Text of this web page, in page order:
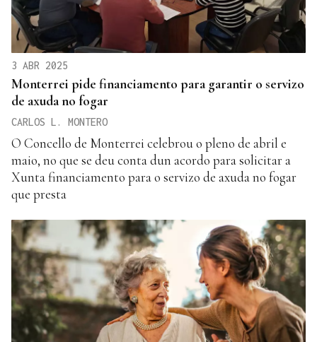
3 ABR 2025
Monterrei pide financiamento para garantir o servizo
de axuda no fogar
CARLOS L. MONTERO
O Concello de Monterrei celebrou o pleno de abril e
maio, no que se deu conta dun acordo para solicitar a
Xunta financiamento para o servizo de axuda no fogar
que presta